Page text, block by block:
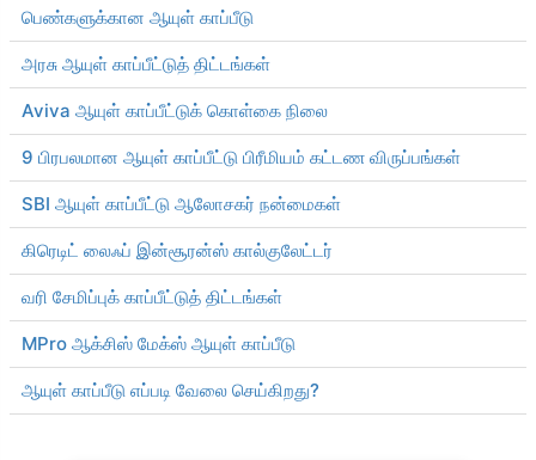
பெண்களுக்கான ஆயுள் காப்பீடு
அரசு ஆயுள் காப்பீட்டுத் திட்டங்கள்
Aviva ஆயுள் காப்பீட்டுக் கொள்கை நிலை
9 பிரபலமான ஆயுள் காப்பீட்டு பிரீமியம் கட்டண விருப்பங்கள்
SBI ஆயுள் காப்பீட்டு ஆலோசகர் நன்மைகள்
கிரெடிட் லைஃப் இன்சூரன்ஸ் கால்குலேட்டர்
வரி சேமிப்புக் காப்பீட்டுத் திட்டங்கள்
MPro ஆக்சிஸ் மேக்ஸ் ஆயுள் காப்பீடு
ஆயுள் காப்பீடு எப்படி வேலை செய்கிறது?